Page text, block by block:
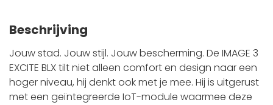
Beschrijving
Jouw stad. Jouw stijl. Jouw bescherming. De IMAGE 3
EXCITE BLX tilt niet alleen comfort en design naar een
hoger niveau, hij denkt ook met je mee. Hij is uitgerust
met een geïntegreerde IoT-module waarmee deze